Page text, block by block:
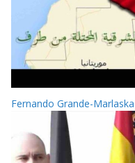
Fernando Grande-